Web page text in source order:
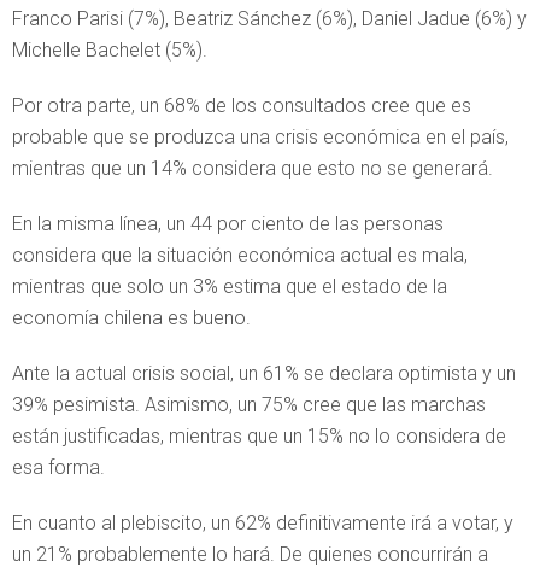
Franco Parisi (7%), Beatriz Sánchez (6%), Daniel Jadue (6%) y
Michelle Bachelet (5%).
Por otra parte, un 68% de los consultados cree que es
probable que se produzca una crisis económica en el país,
mientras que un 14% considera que esto no se generará.
En la misma línea, un 44 por ciento de las personas
considera que la situación económica actual es mala,
mientras que solo un 3% estima que el estado de la
economía chilena es bueno.
Ante la actual crisis social, un 61% se declara optimista y un
39% pesimista. Asimismo, un 75% cree que las marchas
están justificadas, mientras que un 15% no lo considera de
esa forma.
En cuanto al plebiscito, un 62% definitivamente irá a votar, y
un 21% probablemente lo hará. De quienes concurrirán a